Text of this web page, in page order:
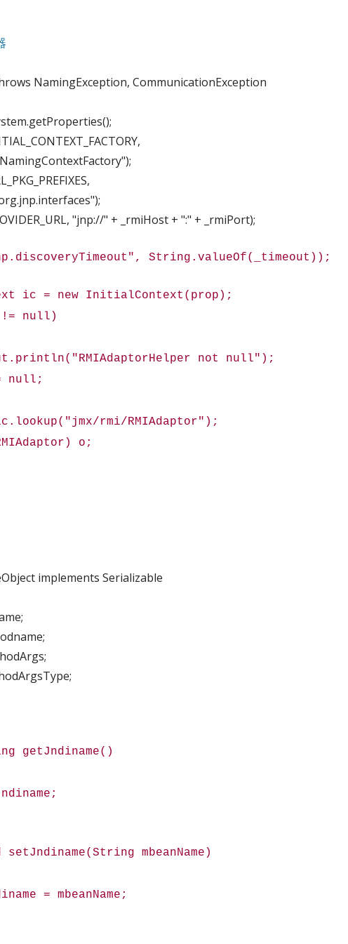
NamingException, CommunicationException
"jnp://" + _rmiHost + ":" + _rmiPort);
String.valueOf(_timeout));
= new InitialContext(prop);
null)
not null");
rmi/RMIAdaptor");
o;
implements Serializable
mbeanName)
mbeanName;